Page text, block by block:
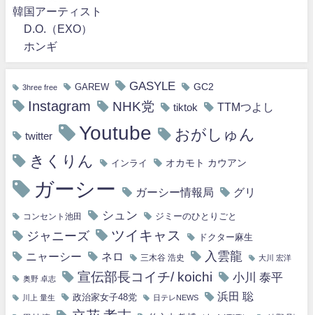
韓国アーティスト
D.O.（EXO）
ホンギ
3hree free GAREW GASYLE GC2
Instagram NHK党 tiktok TTMつよし
twitter Youtube
おがしゅん
きくりん
インライ オカモト カウアン
ガーシー ガーシー情報局 グリ
コンセント池田 シュン ジミーのひとりごと
ジャニーズ ツイキャス ドクター麻生
ニャーシー ネロ 三木谷 浩史 入雲龍 大川 宏洋
奥野 卓志 宣伝部長コイチ/ koichi 小川 泰平
川上 量生 政治家女子48党 日テレNEWS 浜田 聡